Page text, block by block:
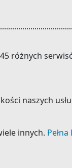
różnych
naszych
innych.